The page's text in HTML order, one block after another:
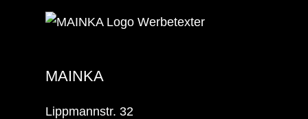
MAINKA
Lippmannstr. 32